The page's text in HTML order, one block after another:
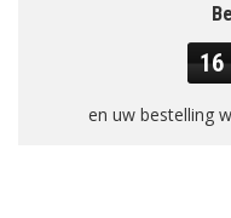
16
en uw bestelling